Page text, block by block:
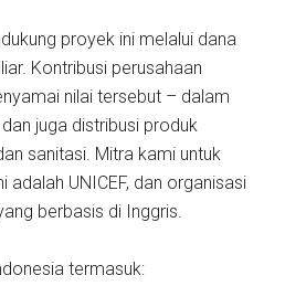
proyek ini melalui dana
Kontribusi perusahaan
nilai tersebut – dalam
juga distribusi produk
sanitasi. Mitra kami untuk
UNICEF, dan organisasi
berbasis di Inggris.
termasuk: